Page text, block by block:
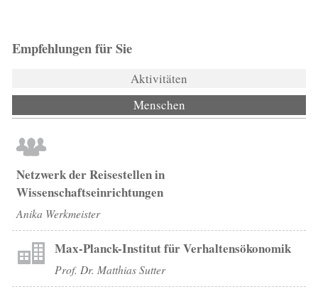
Empfehlungen für Sie
Aktivitäten
Menschen
Netzwerk der Reisestellen in
Wissenschaftseinrichtungen
Anika Werkmeister
Max-Planck-Institut für Verhaltensökonomik
Prof. Dr. Matthias Sutter